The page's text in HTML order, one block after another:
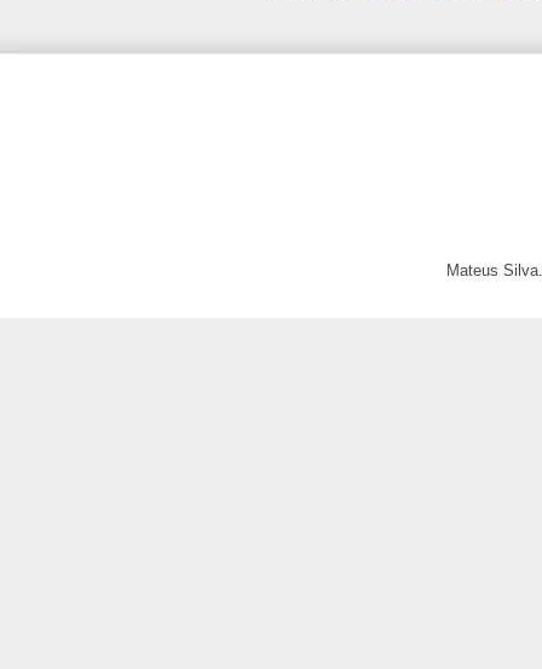
Mateus